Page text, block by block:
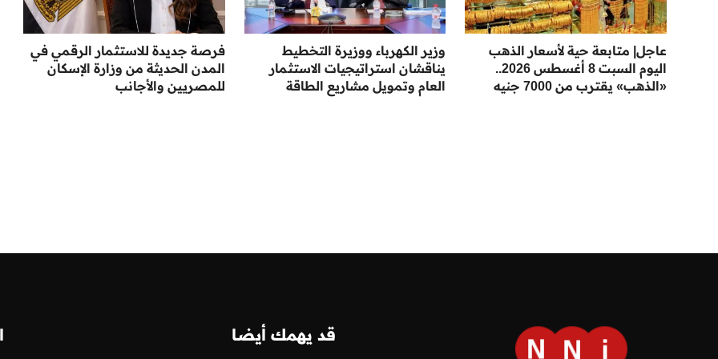
عاجل| متابعة حية لأسعار الذهب
اليوم السبت 8 أغسطس 2026..
«الذهب» يقترب من 7000 جنيه
وزير الكهرباء ووزيرة التخطيط
يناقشان استراتيجيات الاستثمار
العام وتمويل مشاريع الطاقة
فرصة جديدة للاستثمار الرقمي في
المدن الحديثة من وزارة الإسكان
للمصريين والأجانب
قد يهمك أيضا